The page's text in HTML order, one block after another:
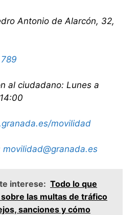
Antonio de Alarcón, 32,
al ciudadano: Lunes a
movilidad
movilidad@granada.es
interese: Todo lo que
las multas de tráfico
sanciones y cómo